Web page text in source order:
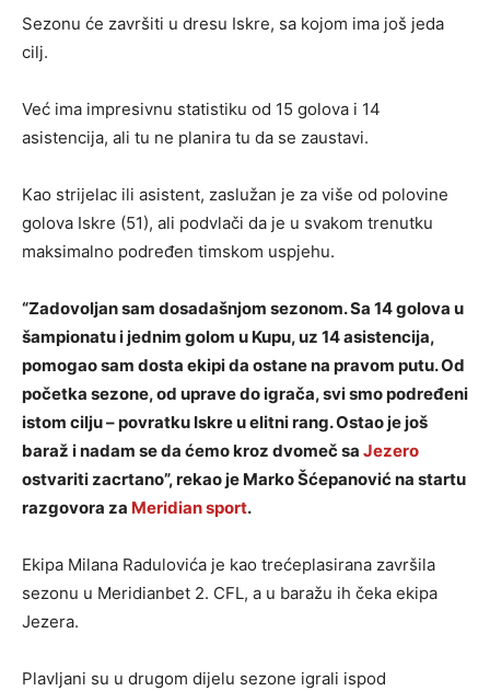
Sezonu će završiti u dresu Iskre, sa kojom ima još jeda
cilj.
Već ima impresivnu statistiku od 15 golova i 14
asistencija, ali tu ne planira tu da se zaustavi.
Kao strijelac ili asistent, zaslužan je za više od polovine
golova Iskre (51), ali podvlači da je u svakom trenutku
maksimalno podređen timskom uspjehu.
“Zadovoljan sam dosadašnjom sezonom. Sa 14 golova u
šampionatu i jednim golom u Kupu, uz 14 asistencija,
pomogao sam dosta ekipi da ostane na pravom putu. Od
početka sezone, od uprave do igrača, svi smo podređeni
istom cilju – povratku Iskre u elitni rang. Ostao je još
baraž i nadam se da ćemo kroz dvomeč sa Jezero
ostvariti zacrtano”, rekao je Marko Šćepanović na startu
razgovora za Meridian sport.
Ekipa Milana Radulovića je kao trećeplasirana završila
sezonu u Meridianbet 2. CFL, a u baražu ih čeka ekipa
Jezera.
Plavljani su u drugom dijelu sezone igrali ispod